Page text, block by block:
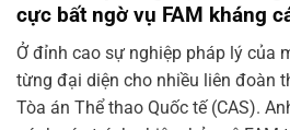
cực bất ngờ vụ FAM kháng
Ở đỉnh cao sự nghiệp pháp lý của
từng đại diện cho nhiều liên đoàn
Tòa án Thể thao Quốc tế (CAS).